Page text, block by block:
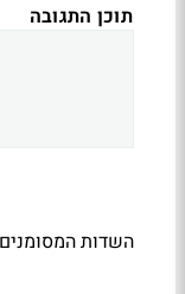
תוכן התגובה
השדות